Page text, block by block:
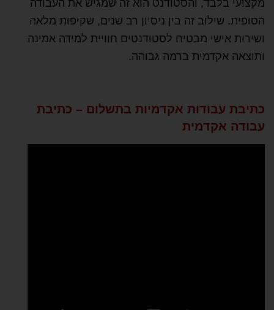
מקצועי בלבד, והסטודנט הוא זה שמגיש את העבודה
הסופית. שילוב זה בין ניסיון רב שנים, שקיפות מלאה
ושירות אישי מבטיח לסטודנטים חוויית למידה אמינה
ותוצאה אקדמית ברמה גבוהה.
כתיבת עבודות אקדמיות בתשלום – כתיבת
עבודה אקדמית